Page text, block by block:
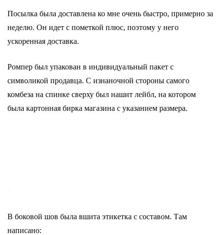
Посылка была доставлена ко мне очень быстро, примерно за
неделю. Он идет с пометкой плюс, поэтому у него
ускоренная доставка.
Ромпер был упакован в индивидуальный пакет с
символикой продавца. С изнаночной стороны самого
комбеза на спинке сверху был нашит лейбл, на котором
была картонная бирка магазина с указанием размера.
В боковой шов была вшита этикетка с составом. Там
написано: